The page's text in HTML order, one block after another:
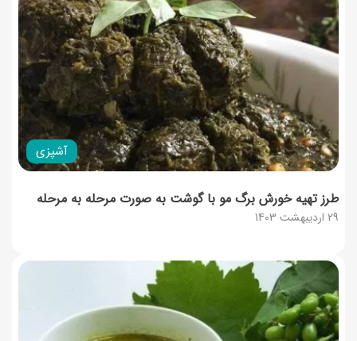
آشپزی
29 اردیبهشت 1403
طرز تهیه خورش برگ مو با گوشت به صورت مرحله به مرحله